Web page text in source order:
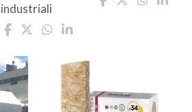
industriali